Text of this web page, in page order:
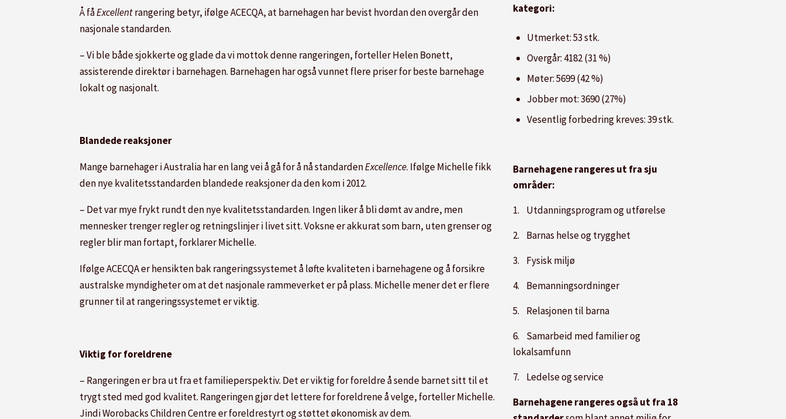
kategori:
Utmerket: 53 stk.
Overgår: 4182 (31 %)
Møter: 5699 (42 %)
Jobber mot: 3690 (27%)
Vesentlig forbedring kreves: 39 stk.
Barnehagene rangeres ut fra sju
områder:
1. Utdanningsprogram og utførelse
2. Barnas helse og trygghet
3. Fysisk miljø
4. Bemanningsordninger
5. Relasjonen til barna
6. Samarbeid med familier og
lokalsamfunn
7. Ledelse og service
Barnehagene rangeres også ut fra 18
Å fåExcellentrangering betyr, ifølge ACECQA, at barnehagen har bevist hvordan den overgår den
nasjonale standarden.
– Vi ble både sjokkerte og glade da vi mottok denne rangeringen, forteller Helen Bonett,
assisterende direktør i barnehagen. Barnehagen har også vunnet flere priser for beste barnehage
lokalt og nasjonalt.
Blandede reaksjoner
Mange barnehager i Australia har en lang vei å gå for å nå standardenExcellence. Ifølge Michelle fikk
den nye kvalitetsstandarden blandede reaksjoner da den kom i 2012.
– Det var mye frykt rundt den nye kvalitetsstandarden. Ingen liker å bli dømt av andre, men
mennesker trenger regler og retningslinjer i livet sitt. Voksne er akkurat som barn, uten grenser og
regler blir man fortapt, forklarer Michelle.
Ifølge ACECQA er hensikten bak rangeringssystemet å løfte kvaliteten i barnehagene og å forsikre
australske myndigheter om at det nasjonale rammeverket er på plass. Michelle mener det er flere
grunner til at rangeringssystemet er viktig.
Viktig for foreldrene
– Rangeringen er bra ut fra et familieperspektiv. Det er viktig for foreldre å sende barnet sitt til et
trygt sted med god kvalitet. Rangeringen gjør det lettere for foreldrene å velge, forteller Michelle.
Jindi Worobacks Children Centre er foreldrestyrt og støttet økonomisk av dem.